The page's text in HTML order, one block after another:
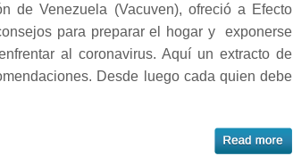
de Venezuela (Vacuven), ofreció a Efecto
para preparar el hogar y exponerse
al coronavirus. Aquí un extracto de
Desde luego cada quien debe